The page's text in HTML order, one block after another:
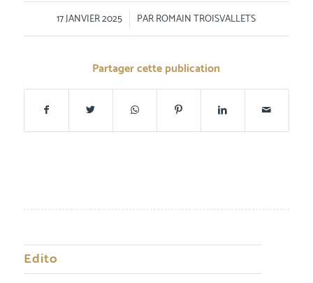
17 JANVIER 2025
/ PARROMAIN TROISVALLETS
Partager cette publication
Edito